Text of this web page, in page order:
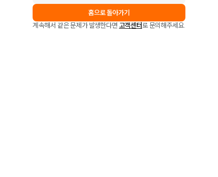
홈으로 돌아가기
계속해서 같은 문제가 발생한다면 고객센터로 문의해주세요.